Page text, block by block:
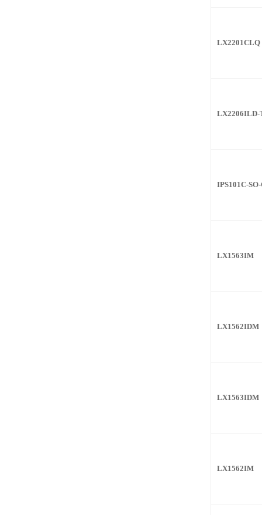
LX2201CLQ
LX2206ILD-
IPS101C-
LX1563IM
LX1562IDM
LX1563IDM
LX1562IM